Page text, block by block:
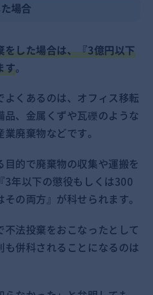
場合
をした場合は、『3億円以下
す。
よくあるのは、オフィス移転
品、金属くずや瓦礫のような
廃棄物などです。
目的で廃棄物の収集や運搬を
3年以下の懲役もしくは300
の両方』が科せられます。
法投棄をおこなったとして
も併科されることになるのは